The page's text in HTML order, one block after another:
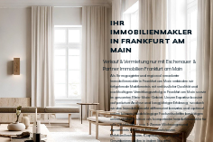
IHR
IMMOBILIENMAKLER
IN FRANKFURT AM
MAIN
Verkauf & Vermietung nur mit Eschenauer &
Partner Immobilien Frankfurt am Main
Als Ihr engagierter und regional verankerter
Immobilienmakler in Frankfurt am Main verbinden wir
tiefgehende Marktkenntnis mit verlässlicher Qualität und
nachhaltigem Vermittlungserfolg in Frankfurt am Main sowie
im gesamten Rhein-Main-Gebiet. Unsere Expertise basiert
auf präziser Analyse und langjähriger Erfahrung, wodurch
wir den Immobilienmarkt differenziert bewerten und optimal
nutzen können. Unabhängige Fachzeitschriften bestätigen
unsere starke Position als kompetenter Immobilienmakler für
alle Objektarten – von 1-Zimmer Wohnungen und
Apartments bis hin zu Einfamilienhäusern,
Mehrfamilienhäusern, Kapitalanlagen und
Gewerbeimmobilien in jedem Stadtteil.